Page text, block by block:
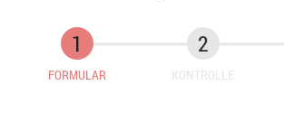
FORMULAR KONTROLLE